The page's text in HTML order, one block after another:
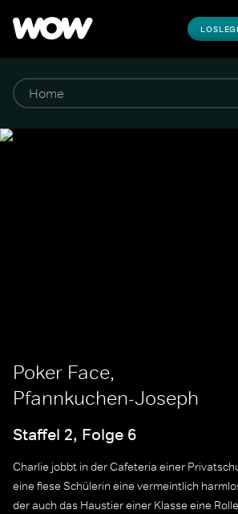
Poker Face,
Pfannkuchen-Joseph
Staffel 2, Folge 6
Charlie jobbt in der Cafeteria einer
eine fiese Schülerin eine vermeintlich
der auch das Haustier einer Klasse eine